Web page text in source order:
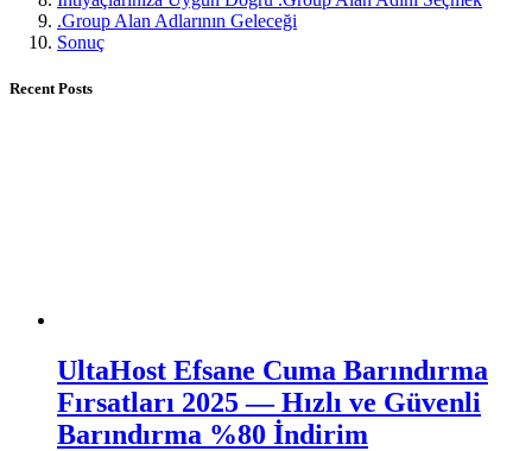
.Group Alan Adlarının Geleceği
Sonuç
Recent Posts
UltaHost Efsane Cuma Barındırma
Fırsatları 2025 — Hızlı ve Güvenli
Barındırma %80 İndirim